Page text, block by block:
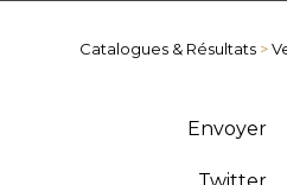
Catalogues & Résultats >
Envoyer